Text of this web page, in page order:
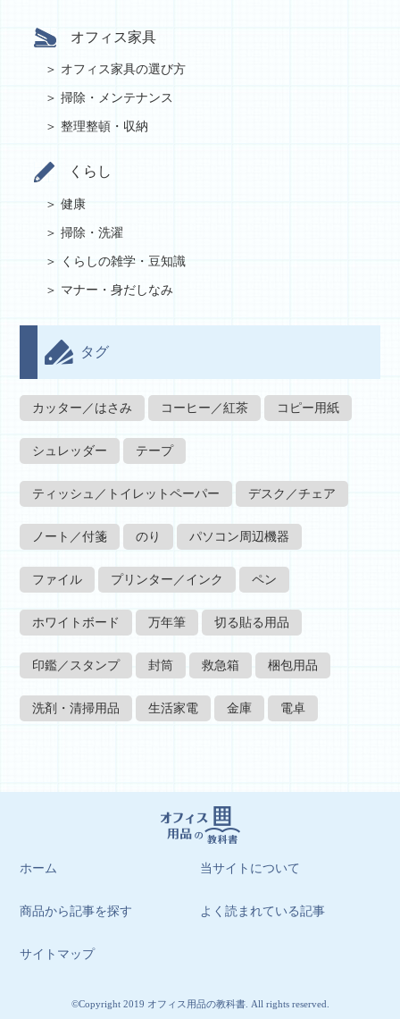
オフィス家具
オフィス家具の選び方
掃除・メンテナンス
整理整頓・収納
くらし
健康
掃除・洗濯
くらしの雑学・豆知識
マナー・身だしなみ
タグ
カッター／はさみ コーヒー／紅茶 コピー用紙
シュレッダー テープ
ティッシュ／トイレットペーパー デスク／チェア
ノート／付箋 のり パソコン周辺機器
ファイル プリンター／インク ペン
ホワイトボード 万年筆 切る貼る用品
印鑑／スタンプ 封筒 救急箱 梱包用品
洗剤・清掃用品 生活家電 金庫 電卓
ホーム 当サイトについて
商品から記事を探す よく読まれている記事
サイトマップ
©Copyright 2019 オフィス用品の教科書. All rights reserved.